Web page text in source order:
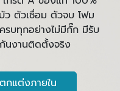
ตัวเชื่อม ตัวจบ โฟม
รบทุกอย่างไม่มีกั๊ก มีรับ
นงานติดตั้งจริง
กแต่งภายใน